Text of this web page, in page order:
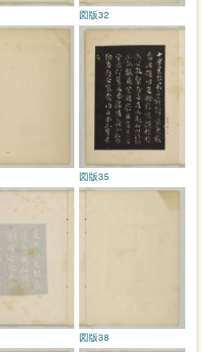
図版32
図版35
図版38